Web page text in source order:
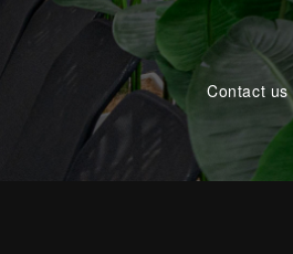
Contact us